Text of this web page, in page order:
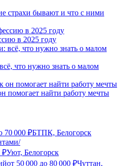
страхи бывают и что с ними
в 2025 году
что нужно знать о малом
помогает найти работу мечты
70 000 ₽БТПК, Белогорск
₽Уют, Белогорск
от 50 000 до 80 000 ₽Чуттан,